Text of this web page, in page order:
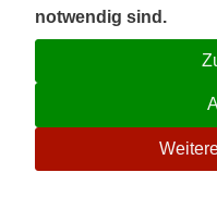
notwendig sind.